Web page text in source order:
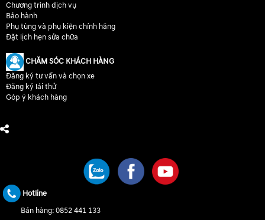
Chương trình dịch vụ
Bảo hành
Phụ tùng và phụ kiện chính hãng
Đặt lịch hẹn sửa chữa
CHĂM SÓC KHÁCH HÀNG
Đăng ký tư vấn và chọn xe
Đăng ký lái thử
Góp ý khách hàng
Hotline
Bán hàng:0852 441 133